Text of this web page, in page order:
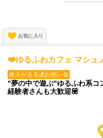
お気に入り
❤️ゆるふわカフェ マシュ
体入がるる💰お祝い金
"夢の中で遊ぶ"ゆるふわ系
経験者さんも大歓迎💟